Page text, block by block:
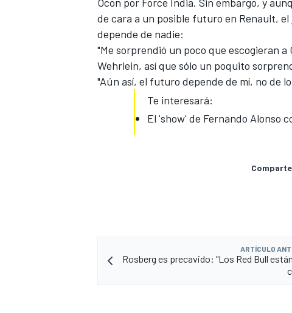
de cara a un posible futuro en Renault,
depende de nadie:
"Me sorprendió un poco que escogieran
Wehrlein, así que sólo un poquito
"Aún así, el futuro depende de mí, no de
Te interesará:
El 'show' de Fernando Alonso
ARTÍCULO
Rosberg es precavido: "Los Red Bull